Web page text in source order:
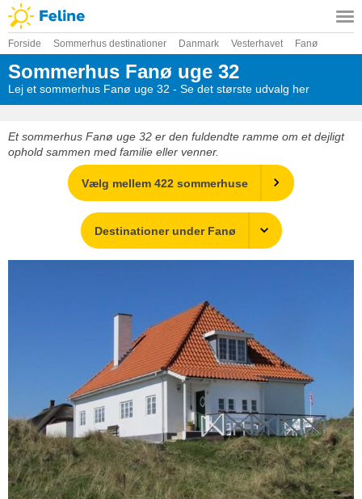
Forside Sommerhus destinationer Danmark Vesterhavet Fanø
Sommerhus Fanø uge 32
Lej et sommerhus Fanø uge 32 - Se det største udvalg her
Et sommerhus Fanø uge 32 er den fuldendte ramme om et dejligt
ophold sammen med familie eller venner.
Vælg mellem 422 sommerhuse
Destinationer under Fanø